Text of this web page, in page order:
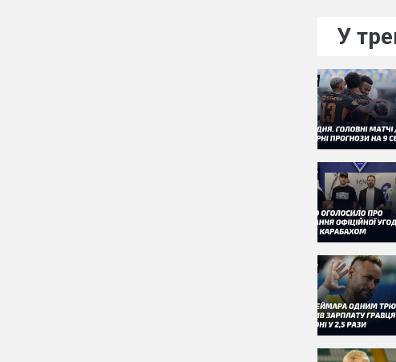
У